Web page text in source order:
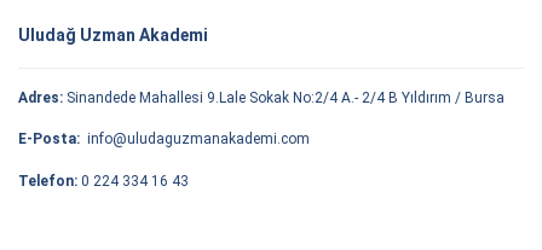
Uludağ Uzman Akademi
Adres: Sinandede Mahallesi 9.Lale Sokak No:2/4 A.- 2/4 B Yıldırım / Bursa
E-Posta: info@uludaguzmanakademi.com
Telefon: 0 224 334 16 43